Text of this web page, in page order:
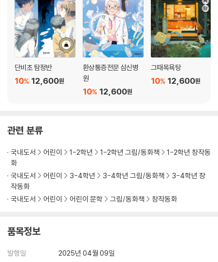
단비초 탐정반
12,600원
10%
환상통증전문 삼신병
원
12,600원
10%
그때목욕탕
12,600원
10%
관련 분류
국내도서 어린이 1-2학년 1-2학년 그림/동화책
1-2학년 창작동
화
국내도서
어린이 3-4학년 3-4학년 그림/동화책
3-4학년 창
작동화
국내도서
어린이 어린이 문학 그림/동화책 창작동화
품목정보
발행일
2025년 04월 09일